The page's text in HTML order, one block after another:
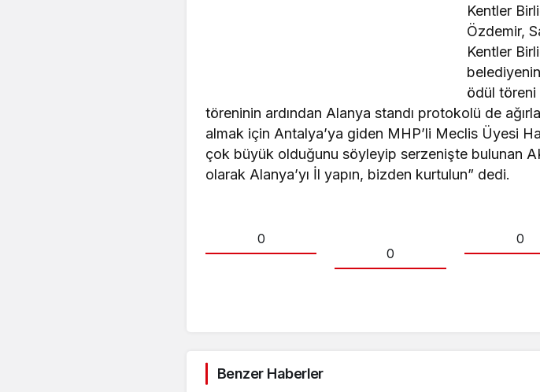
Kentler
Özdemir,
Kentler
ödül töreni
töreninin ardından Alanya standı protokolü de
almak için Antalya’ya giden MHP’li Meclis Üyesi
çok büyük olduğunu söyleyip serzenişte bulunan
olarak Alanya’yı İl yapın, bizden kurtulun” dedi.
0
0
0
Benzer Haberler